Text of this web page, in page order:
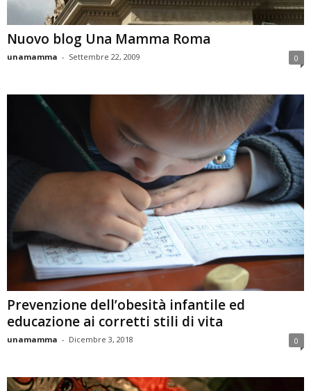
Nuovo blog Una Mamma Roma
unamamma - Settembre 22, 2009 0
Prevenzione dell’obesità infantile ed
educazione ai corretti stili di vita
unamamma - Dicembre 3, 2018 0